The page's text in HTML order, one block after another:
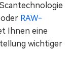
RAW-
Ihnen eine
wichtiger